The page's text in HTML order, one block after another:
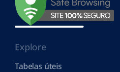
Explore
Tabelas úteis